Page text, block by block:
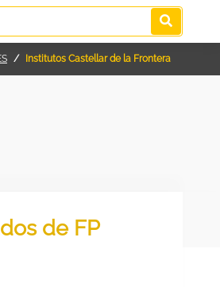
Institutos Castellar de la Frontera
de FP